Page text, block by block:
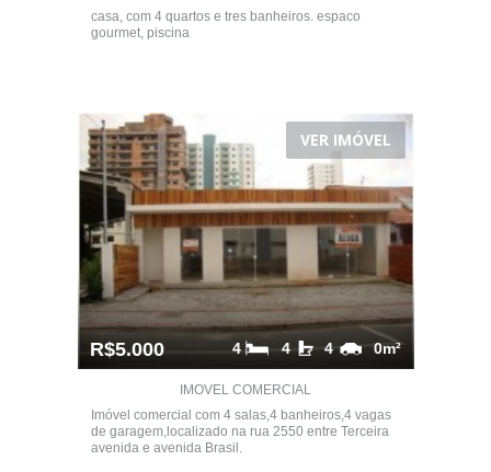
casa, com 4 quartos e tres banheiros. espaco
gourmet, piscina
VER IMÓVEL
R$5.000 0m²
4
4
4
IMOVEL COMERCIAL
Imóvel comercial com 4 salas,4 banheiros,4 vagas
de garagem,localizado na rua 2550 entre Terceira
avenida e avenida Brasil.